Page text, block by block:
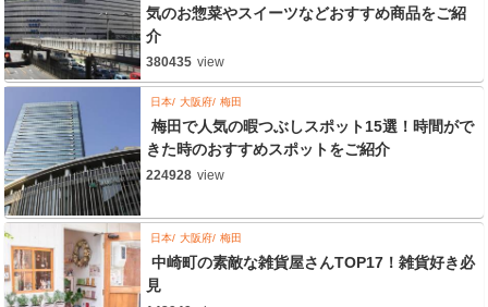
気のお惣菜やスイーツなどおすすめ商品をご紹
介
380435 view
日本 大阪府 梅田
梅田で人気の暇つぶしスポット15選！時間がで
きた時のおすすめスポットをご紹介
224928 view
日本 大阪府 梅田
中崎町の素敵な雑貨屋さんTOP17！雑貨好き必
見